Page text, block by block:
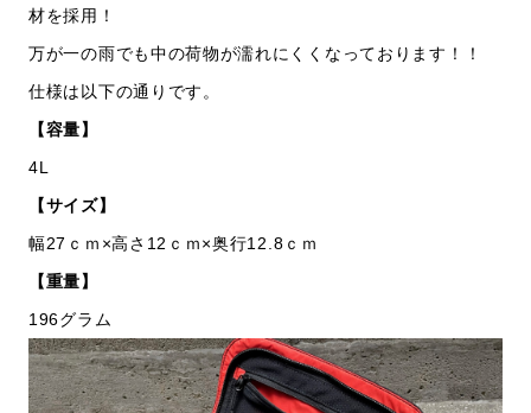
材を採用！
万が一の雨でも中の荷物が濡れにくくなっております！！
仕様は以下の通りです。
【容量】
4L
【サイズ】
幅27ｃｍ×高さ12ｃｍ×奥行12.8ｃｍ
【重量】
196グラム